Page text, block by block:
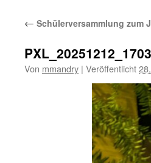
← Schülerversammlung zum
Von mmandry | Veröffentlicht